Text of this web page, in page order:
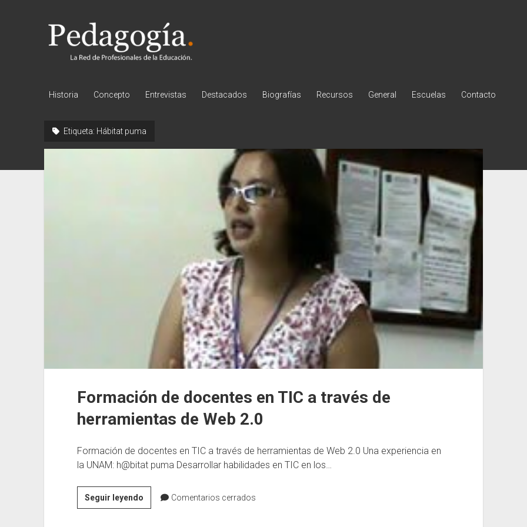
Pedagogía
Historia Concepto Entrevistas Destacados Biografías Recursos General Escuelas Contacto
Etiqueta: Hábitat puma
Formación de docentes en TIC a través de
herramientas de Web 2.0
Formación de docentes en TIC a través de herramientas de Web 2.0 Una experiencia en
la UNAM: h@bitat puma Desarrollar habilidades en TIC en los…
Seguir leyendoFormación
de
Comentarios cerrados